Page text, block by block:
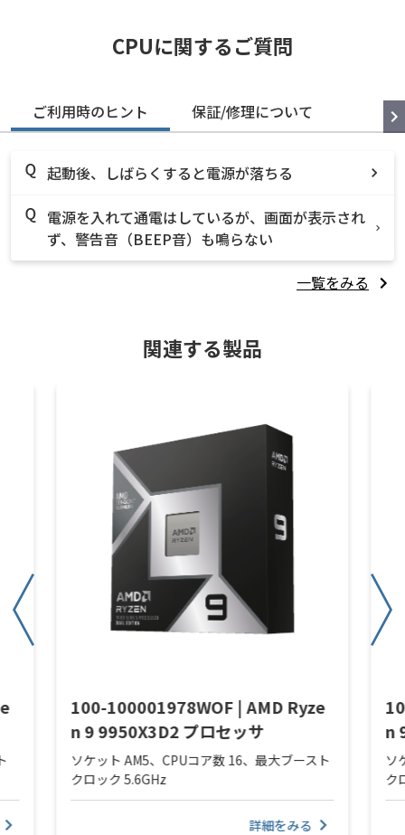
CPUに関するご質問
ご利用時のヒント 保証/修理について
起動後、しばらくすると電源が落ちる
電源を入れて通電はしているが、画面が表示され
ず、警告音（BEEP音）も鳴らない
一覧をみる
関連する製品
100-100001978WOF | AMD Ryze
n 9 9950X3D2 プロセッサ
ソケット AM5、CPUコア数 16、最大ブースト
クロック 5.6GHz
詳細をみる
n
ソ
ク